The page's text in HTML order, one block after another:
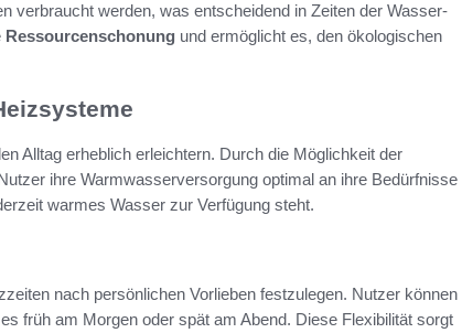
verbraucht werden, was entscheidend in Zeiten der Wasser-
Ressourcenschonung und ermöglicht es, den ökologischen
Alltag erheblich erleichtern. Durch die Möglichkeit der
ihre Warmwasserversorgung optimal an ihre Bedürfnisse
warmes Wasser zur Verfügung steht.
nach persönlichen Vorlieben festzulegen. Nutzer können
früh am Morgen oder spät am Abend. Diese Flexibilität sorgt